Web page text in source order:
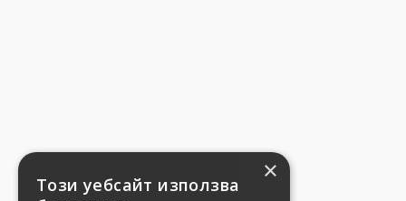
×
Този уебсайт използва